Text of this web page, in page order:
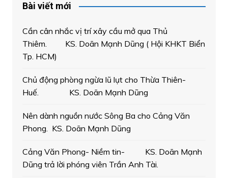
Bài viết mới
Cần cân nhắc vị trí xây cầu mở qua Thủ
Thiêm. KS. Doãn Mạnh Dũng ( Hội KHKT Biển
Tp. HCM)
Chủ động phòng ngừa lũ lụt cho Thừa Thiên-
Huế. KS. Doãn Mạnh Dũng
Nên dành nguồn nước Sông Ba cho Cảng Văn
Phong. KS. Doãn Mạnh Dũng
Cảng Văn Phong- Niềm tin- KS. Doãn Mạnh
Dũng trả lời phóng viên Trần Anh Tài.